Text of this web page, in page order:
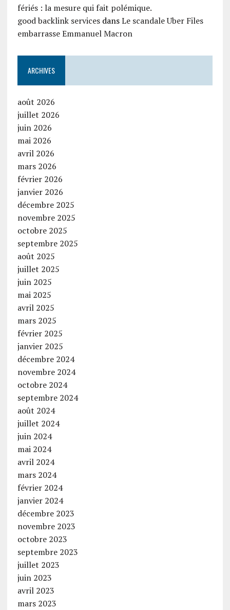
fériés : la mesure qui fait polémique.
good backlink servicesdansLe scandale Uber Files
embarrasse Emmanuel Macron
ARCHIVES
août 2026
juillet 2026
juin 2026
mai 2026
avril 2026
mars 2026
février 2026
janvier 2026
décembre 2025
novembre 2025
octobre 2025
septembre 2025
août 2025
juillet 2025
juin 2025
mai 2025
avril 2025
mars 2025
février 2025
janvier 2025
décembre 2024
novembre 2024
octobre 2024
septembre 2024
août 2024
juillet 2024
juin 2024
mai 2024
avril 2024
mars 2024
février 2024
janvier 2024
décembre 2023
novembre 2023
octobre 2023
septembre 2023
juillet 2023
juin 2023
avril 2023
mars 2023